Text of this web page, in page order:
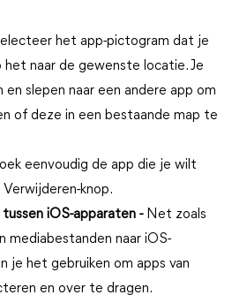
het app-pictogram dat je
naar de gewenste locatie. Je
en slepen naar een andere app om
of deze in een bestaande map te
eenvoudig de app die je wilt
knop.
iOS-apparaten -Net zoals
mediabestanden naar iOS-
je het gebruiken om apps van
en over te dragen.